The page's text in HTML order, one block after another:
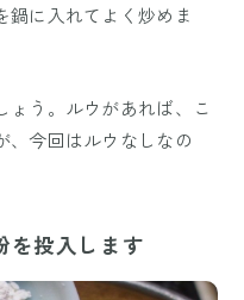
鍋に入れてよく炒めま
ょう。ルウがあれば、こ
、今回はルウなしなの
を投入します